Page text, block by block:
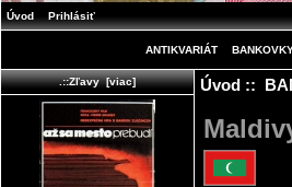
Úvod Prihlásiť
ANTIKVARIÁT
.::Zľavy [viac] Úvod::